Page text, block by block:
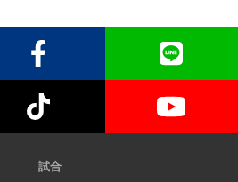
試合